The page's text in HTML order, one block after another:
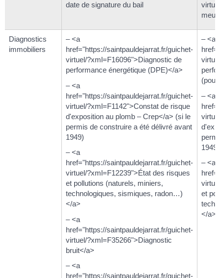
date de signature du bail
Diagnostics
immobiliers
– <a
href="https://saintpauldejarrat.fr/guichet-
virtuel/?xml=F16096">Diagnostic de
performance énergétique (DPE)</a>
– <a
href="https://saintpauldejarrat.fr/guichet-
virtuel/?xml=F1142">Constat de risque
d'exposition au plomb – Crep</a> (si le
permis de construire a été délivré avant
1949)
– <a
href="https://saintpauldejarrat.fr/guichet-
virtuel/?xml=F12239">État des risques
et pollutions (naturels, miniers,
technologiques, sismiques, radon…)
</a>
– <a
href="https://saintpauldejarrat.fr/guichet-
virtuel/?xml=F35266">Diagnostic
bruit</a>
– <a
href="https://saintpauldejarrat.fr/guichet-
– <a
– <a
1949)
– <a
et
</a>